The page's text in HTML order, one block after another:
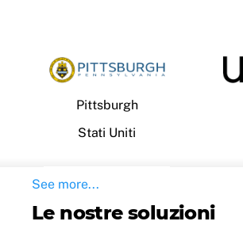
Pittsburgh
Stati Uniti
See more...
Le nostre soluzioni